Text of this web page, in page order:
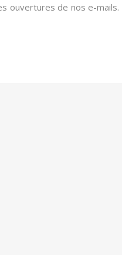
ouvertures de nos e-mails.